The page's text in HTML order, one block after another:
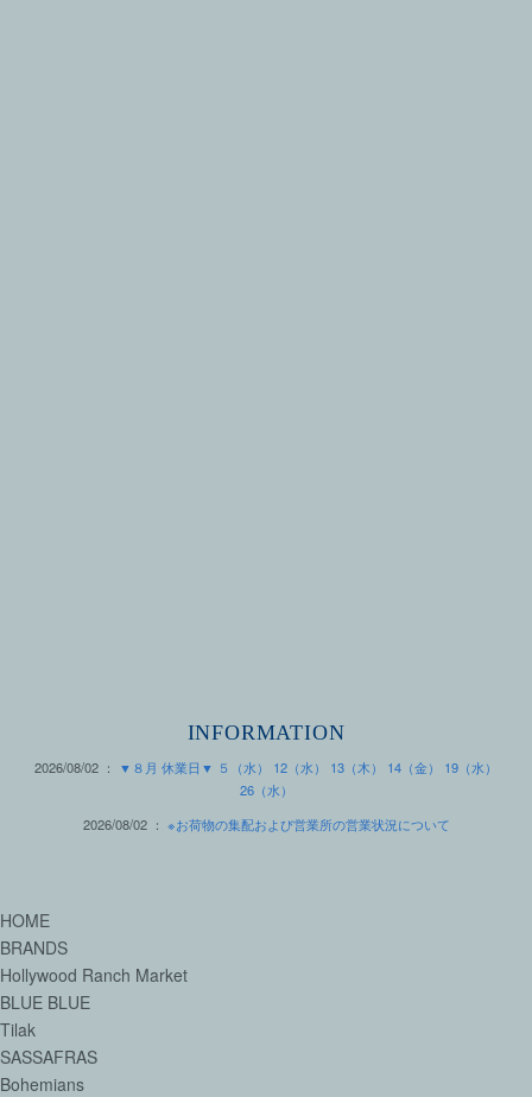
INFORMATION
2026/08/02 ：
▼８月 休業日▼ ５（水） 12（水） 13（木） 14（金） 19（水）
26（水）
2026/08/02 ： ※お荷物の集配および営業所の営業状況について
HOME
BRANDS
Hollywood Ranch Market
BLUE BLUE
Tilak
SASSAFRAS
Bohemians